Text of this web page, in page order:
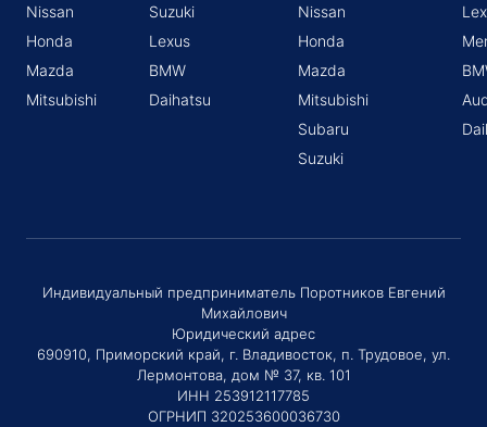
Nissan
Honda
Mazda
Mitsubishi
Suzuki
Lexus
BMW
Daihatsu
Nissan
Honda
Mazda
Mitsubishi
Subaru
Suzuki
Индивидуальный предприниматель Поротников Евгений
Михайлович
Юридический адрес
690910, Приморский край, г. Владивосток, п. Трудовое, ул.
Лермонтова, дом № 37, кв. 101
ИНН 253912117785
ОГРНИП 320253600036730